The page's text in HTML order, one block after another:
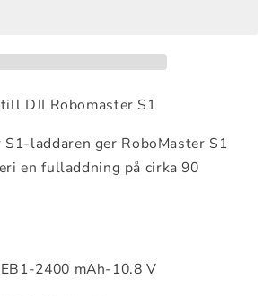
DJI Robomaster S1
S1-laddaren ger RoboMaster S1
en fulladdning på cirka 90
2400 mAh-10.8 V